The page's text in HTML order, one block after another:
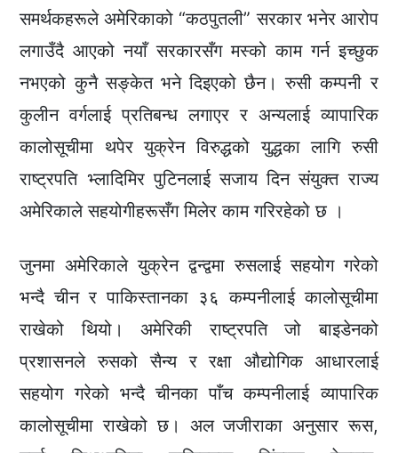
समर्थकहरूले अमेरिकाको “कठपुतली” सरकार भनेर आरोप
लगाउँदै आएको नयाँ सरकारसँग मस्को काम गर्न इच्छुक
नभएको कुनै सङ्केत भने दिइएको छैन। रुसी कम्पनी र
कुलीन वर्गलाई प्रतिबन्ध लगाएर र अन्यलाई व्यापारिक
कालोसूचीमा थपेर युक्रेन विरुद्धको युद्धका लागि रुसी
राष्ट्रपति भ्लादिमिर पुटिनलाई सजाय दिन संयुक्त राज्य
अमेरिकाले सहयोगीहरूसँग मिलेर काम गरिरहेको छ ।
जुनमा अमेरिकाले युक्रेन द्वन्द्वमा रुसलाई सहयोग गरेको
भन्दै चीन र पाकिस्तानका ३६ कम्पनीलाई कालोसूचीमा
राखेको थियो। अमेरिकी राष्ट्रपति जो बाइडेनको
प्रशासनले रुसको सैन्य र रक्षा औद्योगिक आधारलाई
सहयोग गरेको भन्दै चीनका पाँच कम्पनीलाई व्यापारिक
कालोसूचीमा राखेको छ। अल जजीराका अनुसार रूस,